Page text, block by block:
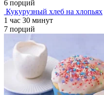
6 порций
Кукурузный хлеб на хлопьях
1 час 30 минут
7 порций